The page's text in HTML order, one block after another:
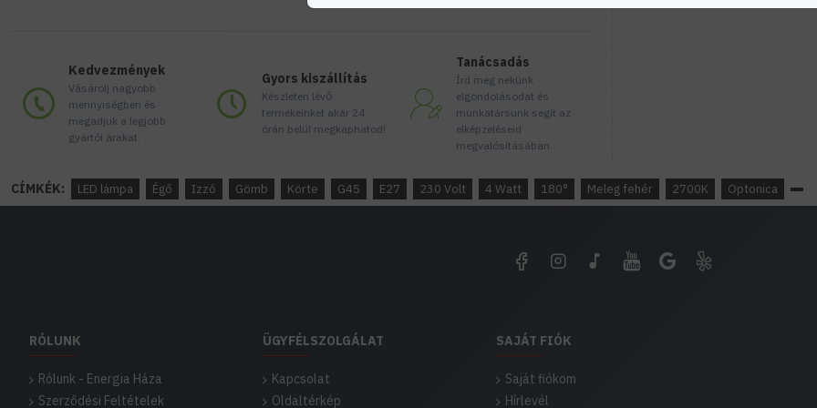
Kedvezmények
Vásárolj nagyobb
mennyiségben és
megadjuk a legjobb
gyártói árakat.
Gyors kiszállítás
Készleten lévő
termékeinket akár 24
órán belül megkaphatod!
Tanácsadás
Írd meg nekünk
elgondolásodat és
munkatársunk segít az
elképzeléseid
megvalósításában.
Fényáram / lámpa
Kiváltott fényforrás
CÍMKÉK: LED lámpa Égő Izzó Gömb Körte G45 E27 230 Volt 4 Watt 180° Meleg fehér 2700K Optonica
RÓLUNK
Rólunk - Energia Háza
Szerződési Feltételek
ÜGYFÉLSZOLGÁLAT
Kapcsolat
Oldaltérkép
SAJÁT FIÓK
Saját fiókom
Hírlevél